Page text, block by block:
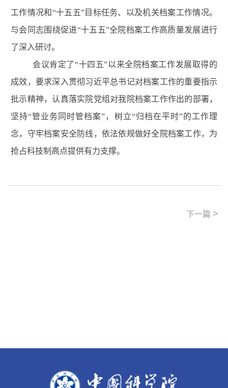
工作情况和“十五五”目标任务、以及机关档案工作情况。
与会同志围绕促进“十五五”全院档案工作高质量发展进行
了深入研讨。
会议肯定了“十四五”以来全院档案工作发展取得的
成效，要求深入贯彻习近平总书记对档案工作的重要指示
批示精神，认真落实院党组对我院档案工作作出的部署，
坚持“管业务同时管档案”，树立“归档在平时”的工作理
念，守牢档案安全防线，依法依规做好全院档案工作，为
抢占科技制高点提供有力支撑。
下一篇 >